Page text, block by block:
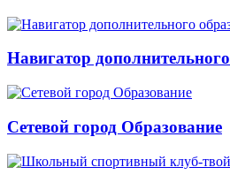
Навигатор
Сетевой город Образование